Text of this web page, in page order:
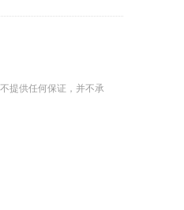
提供任何保证，并不承